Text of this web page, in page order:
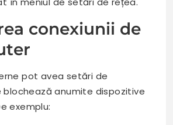
conexiunii de
pot avea setări de
anumite dispozitive
exemplu: